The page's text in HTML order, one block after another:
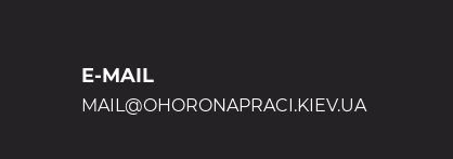
E-MAIL
MAIL@OHORONAPRACI.KIEV.UA